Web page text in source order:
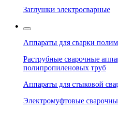
Заглушки электросварные
Аппараты для сварки
Раструбные сварочные
полипропиленовых труб
Аппараты для стыковой
Электромуфтовые